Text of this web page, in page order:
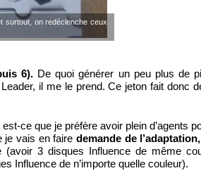
surtout, on redéclenche ceux
6).De quoi générer un peu plus de
il me le prend. Ce jeton fait donc
ce que je préfère avoir plein d’agents
je vais en faire demande de l’adaptation,
3 disques Influence de même
Influence de n’importe quelle couleur).